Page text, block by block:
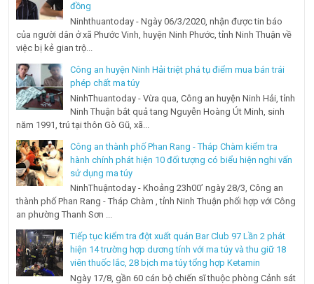
đồng
Ninhthuantoday - Ngày 06/3/2020, nhận được tin báo
của người dân ở xã Phước Vinh, huyện Ninh Phước, tỉnh Ninh Thuận về
việc bị kẻ gian trộ...
Công an huyện Ninh Hải triệt phá tụ điểm mua bán trái
phép chất ma túy
NinhThuantoday - Vừa qua, Công an huyện Ninh Hải, tỉnh
Ninh Thuận bắt quả tang Nguyễn Hoàng Út Minh, sinh
năm 1991, trú tại thôn Gò Gũ, xã...
Công an thành phố Phan Rang - Tháp Chàm kiểm tra
hành chính phát hiện 10 đối tượng có biểu hiện nghi vấn
sử dụng ma túy
NinhThuậntoday - Khoảng 23h00’ ngày 28/3, Công an
thành phố Phan Rang - Tháp Chàm , tỉnh Ninh Thuận phối hợp với Công
an phường Thanh Sơn ...
Tiếp tục kiểm tra đột xuất quán Bar Club 97 Lần 2 phát
hiện 14 trường hợp dương tính với ma túy và thu giữ 18
viên thuốc lắc, 28 bịch ma túy tổng hợp Ketamin
Ngày 17/8, gần 60 cán bộ chiến sĩ thuộc phòng Cảnh sát